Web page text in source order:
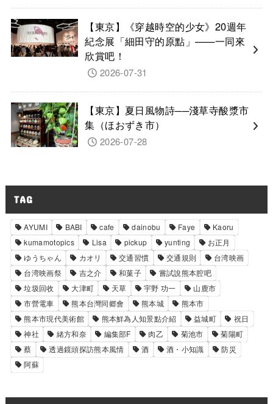
【東京】《穿越時空的少女》20週年
紀念展「細田守的原點」——一同來
欣賞吧！
2026-07-31
【東京】夏日風物詩──淺草寺酸漿市
集（ほおずき市）
2026-07-28
TAG
AYUMI BABI cafe dainobu Faye
Kaoru
kumamotopics
Lisa pickup yunting
お正月
ゆうちゃん
カオリ 交通習慣 交通規則
台湾映画
台湾映画祭
吉之介 和菓子
嘗試說熊本腔吧
垃圾回收
大津町 天草 宇野 功一
山鹿市
市營電車
熊本台灣同郷會 熊本城
熊本市
熊本市現代美術館
熊本鮮為人知景點介紹 益城町
祝日
神社
緒方和奈 編集部F 肉乙 菊池市
菊陽町
蔡
透過鏡頭探訪熊本風情 酒 酒・小知識
防災
阿蘇